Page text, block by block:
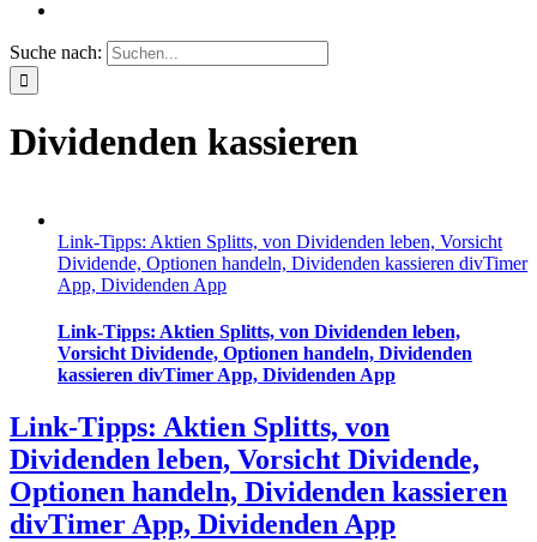
Suche nach:
Dividenden kassieren
Link-Tipps: Aktien Splitts, von Dividenden leben, Vorsicht
Dividende, Optionen handeln, Dividenden kassieren divTimer
App, Dividenden App
Link-Tipps: Aktien Splitts, von Dividenden leben,
Vorsicht Dividende, Optionen handeln, Dividenden
kassieren divTimer App, Dividenden App
Link-Tipps: Aktien Splitts, von
Dividenden leben, Vorsicht Dividende,
Optionen handeln, Dividenden kassieren
divTimer App, Dividenden App